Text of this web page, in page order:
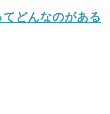
どんなのがある